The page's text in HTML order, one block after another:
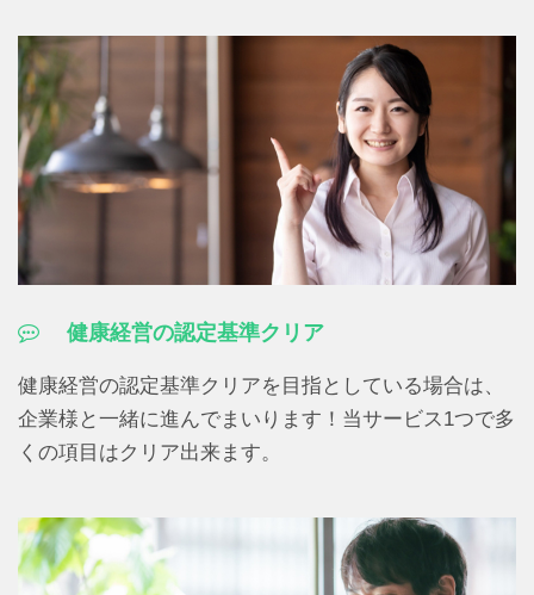
健康経営の認定基準クリア
健康経営の認定基準クリアを目指としている場合は、
企業様と一緒に進んでまいります！当サービス1つで多
くの項目はクリア出来ます。